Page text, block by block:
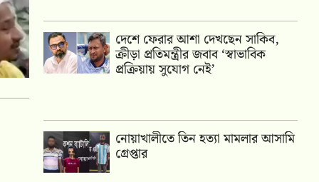
দেশে ফেরার আশা দেখছেন সাকিব,
ক্রীড়া প্রতিমন্ত্রীর জবাব ‘স্বাভাবিক
প্রক্রিয়ায় সুযোগ নেই’
নোয়াখালীতে তিন হত্যা মামলার আসামি
গ্রেপ্তার